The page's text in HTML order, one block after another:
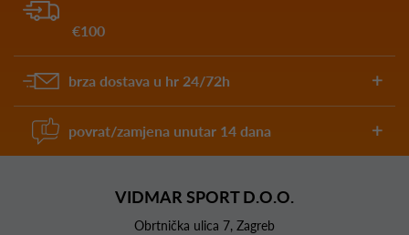
€100
brza dostava u hr 24/72h
povrat/zamjena unutar 14 dana
VIDMAR SPORT D.O.O.
Obrtnička ulica 7, Zagreb